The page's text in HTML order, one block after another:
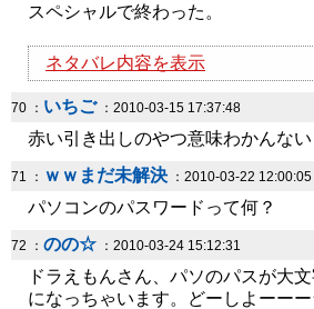
スペシャルで終わった。
ネタバレ内容を表示
70 ： いちご：2010-03-15 17:37:48
赤い引き出しのやつ意味わかんない
71 ： ｗｗまだ未解決 ：2010-03-22 12:00:05
パソコンのパスワードって何？
72 ： のの☆ ：2010-03-24 15:12:31
ドラえもんさん、パソのパスが大
になっちゃいます。どーしよーー